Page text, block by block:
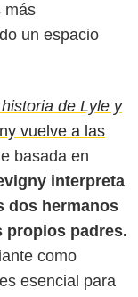
más
un espacio
de Lyle y
vuelve a las
basada en
interpreta
dos hermanos
propios padres.
como
esencial para